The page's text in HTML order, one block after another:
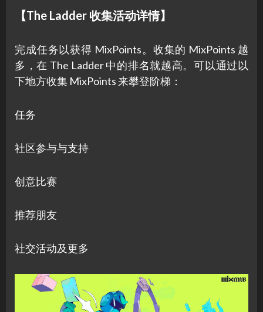
【The Ladder 收集活动详情】
完成任务以获得 MixPoints。收集的 MixPoints 越
多，在 The Ladder 中的排名就越高。可以通过以
下地方收集 MixPoints 来攀登阶梯：
任务
社区参与与支持
创意比赛
推荐朋友
社交活动及更多